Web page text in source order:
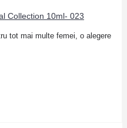
Collection 10ml- 023
tot mai multe femei, o alegere